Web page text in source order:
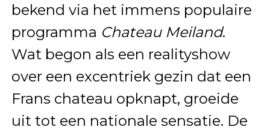
bekend via het immens populaire
programma Chateau Meiland.
Wat begon als een realityshow
over een excentriek gezin dat een
Frans chateau opknapt, groeide
uit tot een nationale sensatie. De